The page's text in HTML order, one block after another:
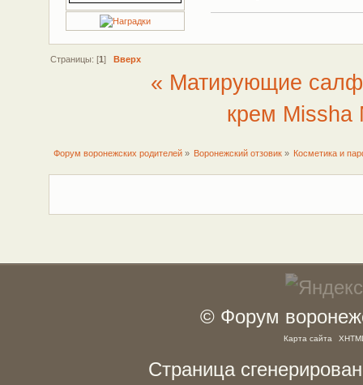
Страницы: [1 ] Вверх
« Матирующие
крем Missha
Форум воронежских родителей» Воронежский отзовик » Косметика и
© Форум
Карта сайта
Страница